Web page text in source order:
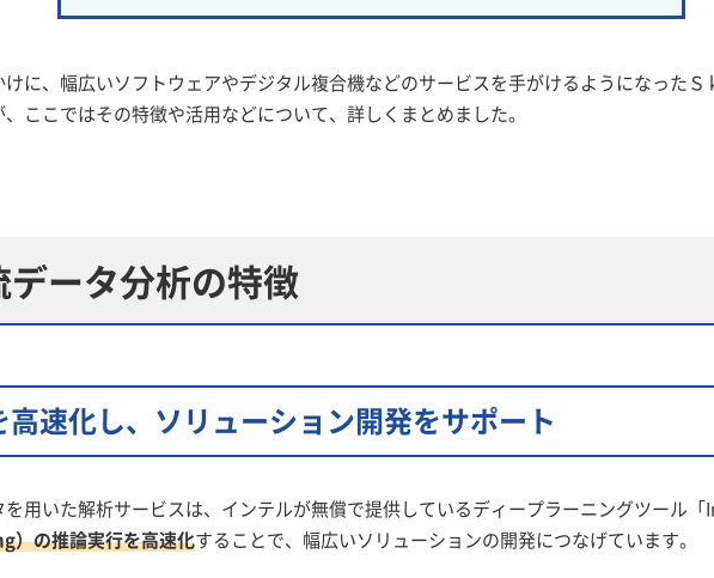
に、幅広いソフトウェアやデジタル複合機などのサービスを手がけるようになった
ここではその特徴や活用などについて、詳しくまとめました。
データ分析の特徴
速化し、ソリューション開発をサポート
用いた解析サービスは、インテルが無償で提供しているディープラーニングツール「
の推論実行を高速化することで、幅広いソリューションの開発につなげています。